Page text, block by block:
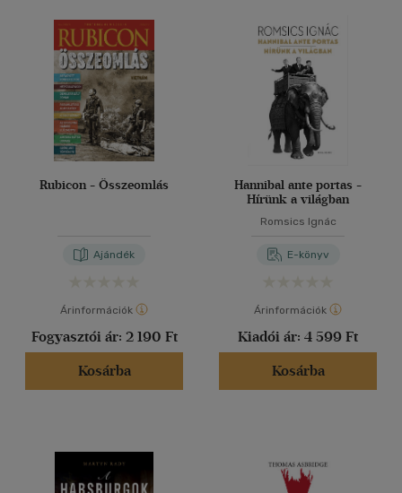
Rubicon - Összeomlás
Ajándék
Árinformációk
Fogyasztói ár: 2 190 Ft
Kosárba
Hannibal ante portas -
Hírünk a világban
Romsics Ignác
E-könyv
Árinformációk
Kiadói ár: 4 599 Ft
Kosárba